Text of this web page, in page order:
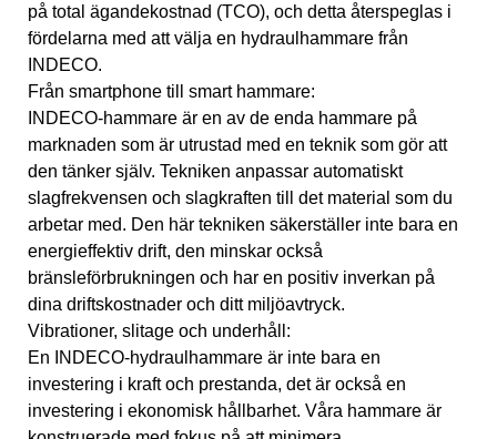
på total ägandekostnad (TCO), och detta återspeglas i
fördelarna med att välja en hydraulhammare från
INDECO.
Från smartphone till smart hammare:
INDECO-hammare är en av de enda hammare på
marknaden som är utrustad med en teknik som gör att
den tänker själv. Tekniken anpassar automatiskt
slagfrekvensen och slagkraften till det material som du
arbetar med. Den här tekniken säkerställer inte bara en
energieffektiv drift, den minskar också
bränsleförbrukningen och har en positiv inverkan på
dina driftskostnader och ditt miljöavtryck.
Vibrationer, slitage och underhåll:
En INDECO-hydraulhammare är inte bara en
investering i kraft och prestanda, det är också en
investering i ekonomisk hållbarhet. Våra hammare är